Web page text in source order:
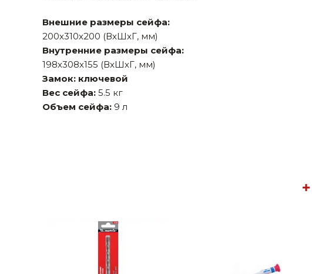
Ручной инструмент
Строительные и отделочные материалы
Садовый инструмент, вазоны, горшки и кашпо, теплицы, парники
Товары для дома
Внешние размеры сейфа:
200х310х200 (ВхШхГ, мм)
Внутренние размеры сейфа:
198х308х155 (ВхШхГ, мм)
Замок: ключевой
Вес сейфа: 5.5 кг
Объем сейфа: 9 л